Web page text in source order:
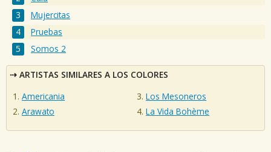
Mujercitas
Pruebas
Somos 2
ARTISTAS SIMILARES A LOS COLORES
Americania
Arawato
Los Mesoneros
La Vida Bohème